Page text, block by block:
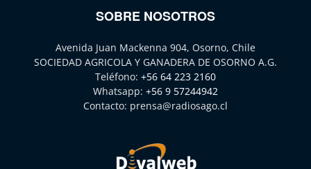
SOBRE NOSOTROS
Avenida Juan Mackenna 904, Osorno, Chile
SOCIEDAD AGRICOLA Y GANADERA DE OSORNO A.G.
Teléfono: +56 64 223 2160
Whatsapp: +56 9 57244942
Contacto: prensa@radiosago.cl